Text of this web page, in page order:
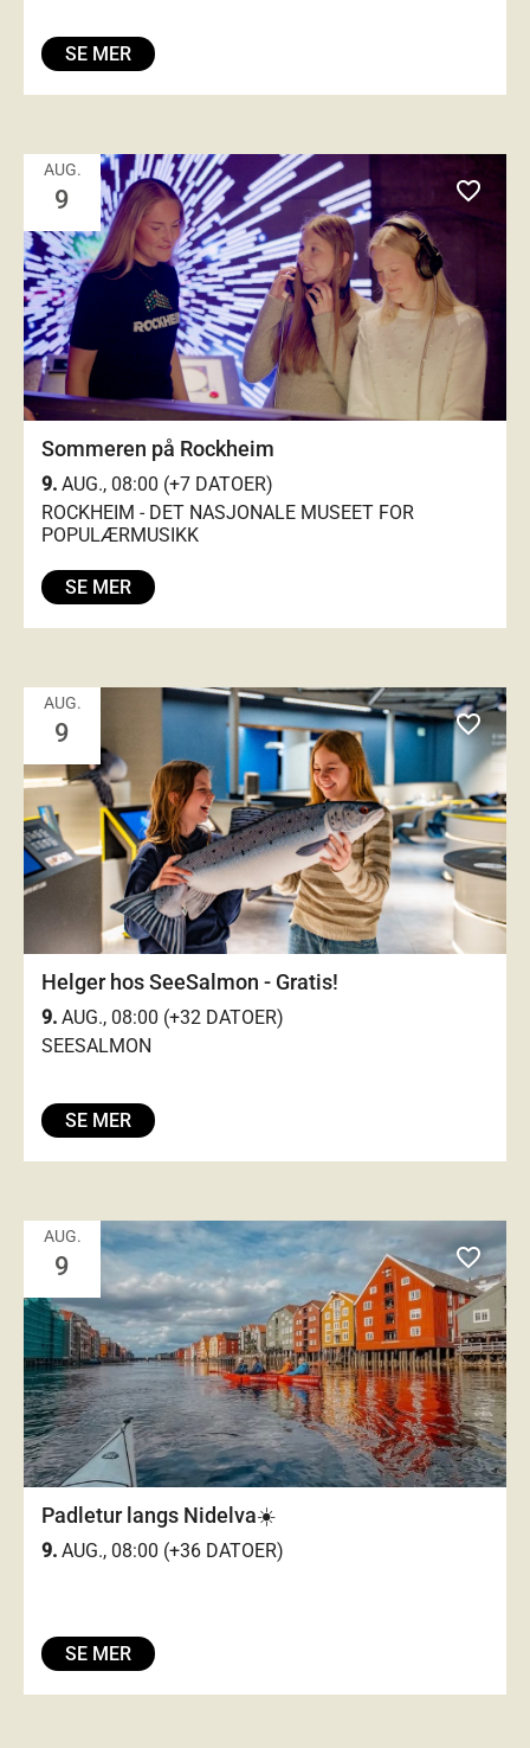
SE MER
AUG.
9 favorite_outlined
Sommeren på Rockheim
9. AUG., 08:00 (+7 DATOER)
ROCKHEIM - DET NASJONALE MUSEET FOR
POPULÆRMUSIKK
SE MER
AUG.
9 favorite_outlined
Helger hos SeeSalmon - Gratis!
9. AUG., 08:00 (+32 DATOER)
SEESALMON
SE MER
AUG.
9 favorite_outlined
Padletur langs Nidelva☀️
9. AUG., 08:00 (+36 DATOER)
SE MER